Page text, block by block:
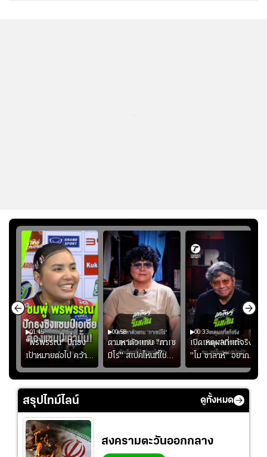
01:45
"พรพรรณ" ปักธง
เป้าหมายต่อไป คว้า
แชมป์ชิงแชมป์
เอเชีย เพื่อตั๋ว
โอลิมปิก
00:58
ตามหาตัวแทน "กาเซ
มีโร่" สเปคไหนที่ใช่
สำหรับแมนยูยุค
"คาร์ริค 2.0"?
00:33
เปิดเหตุผลที่แท้จริงที่
"โม ซาลาห์" อยาก
ย้ายซบ "แทร็บซอนส
ปอร์"
สรุปไทม์ไลน์ ดูทั้งหมด
สงครามตะวันออกกลาง